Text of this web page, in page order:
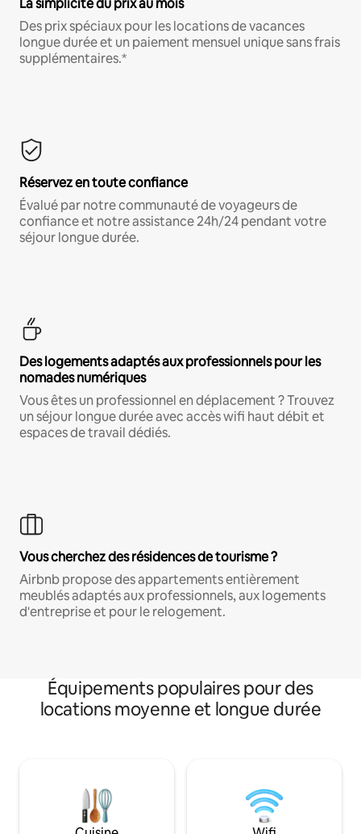
Des prix spéciaux pour les locations de vacances
longue durée et un paiement mensuel unique sans frais
supplémentaires.*
Réservez en toute confiance
Évalué par notre communauté de voyageurs de
confiance et notre assistance 24h/24 pendant votre
séjour longue durée.
Des logements adaptés aux professionnels pour les
nomades numériques
Vous êtes un professionnel en déplacement ? Trouvez
un séjour longue durée avec accès wifi haut débit et
espaces de travail dédiés.
Vous cherchez des résidences de tourisme ?
Airbnb propose des appartements entièrement
meublés adaptés aux professionnels, aux logements
d'entreprise et pour le relogement.
Équipements populaires pour des
locations moyenne et longue durée